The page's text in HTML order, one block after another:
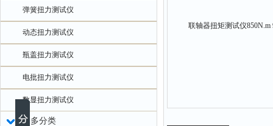
弹簧扭力测试仪
动态扭力测试仪
瓶盖扭力测试仪
电批扭力测试仪
数显扭力测试仪
更多分类